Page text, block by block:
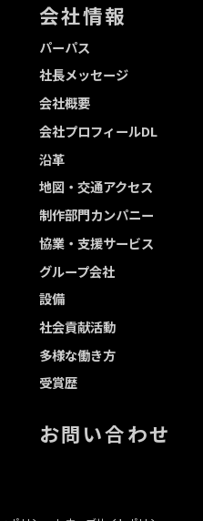
会社情報
パーパス
社長メッセージ
会社概要
会社プロフィールDL
沿革
地図・交通アクセス
制作部門カンパニー
協業・支援サービス
グループ会社
設備
社会貢献活動
多様な働き方
受賞歴
お問い合わせ